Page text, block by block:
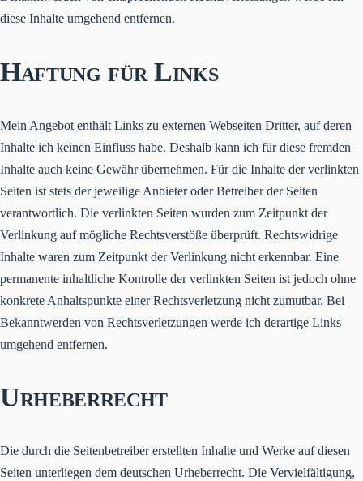
diese Inhalte umgehend entfernen.
Haftung für Links
Mein Angebot enthält Links zu externen Webseiten Dritter, auf deren
Inhalte ich keinen Einfluss habe. Deshalb kann ich für diese fremden
Inhalte auch keine Gewähr übernehmen. Für die Inhalte der verlinkten
Seiten ist stets der jeweilige Anbieter oder Betreiber der Seiten
verantwortlich. Die verlinkten Seiten wurden zum Zeitpunkt der
Verlinkung auf mögliche Rechtsverstöße überprüft. Rechtswidrige
Inhalte waren zum Zeitpunkt der Verlinkung nicht erkennbar. Eine
permanente inhaltliche Kontrolle der verlinkten Seiten ist jedoch ohne
konkrete Anhaltspunkte einer Rechtsverletzung nicht zumutbar. Bei
Bekanntwerden von Rechtsverletzungen werde ich derartige Links
umgehend entfernen.
Urheberrecht
Die durch die Seitenbetreiber erstellten Inhalte und Werke auf diesen
Seiten unterliegen dem deutschen Urheberrecht. Die Vervielfältigung,